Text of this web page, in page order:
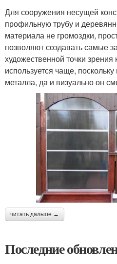
Для сооружения несущей
профильную трубу и
материала не громоздки,
позволяют создавать самые
художественной точки
используется чаще,
металла, да и визуально он
читать дальше →
Последние